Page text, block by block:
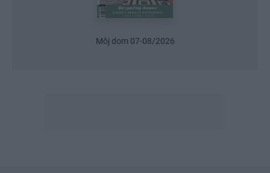
Môj dom 07-08/2026